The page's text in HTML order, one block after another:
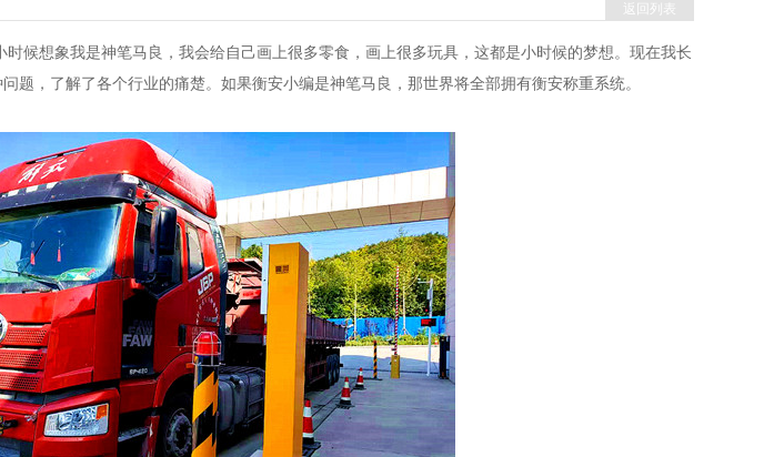
返回列表
想象我是神笔马良，我会给自己画上很多零食，画上很多玩具，这都是小时候的梦想。现在我长
题，了解了各个行业的痛楚。如果衡安小编是神笔马良，那世界将全部拥有衡安称重系统。